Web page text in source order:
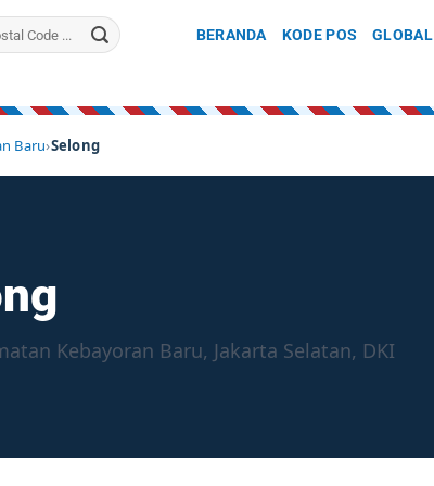
BERANDA KODE POS GLOBAL
Baru›Selong
Kebayoran Baru, Jakarta Selatan, DKI